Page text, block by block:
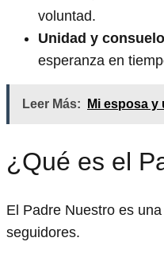
voluntad.
Unidad y
esperanza en
Leer Más: Mi esposa
¿Qué es el
El Padre Nuestro es
seguidores.